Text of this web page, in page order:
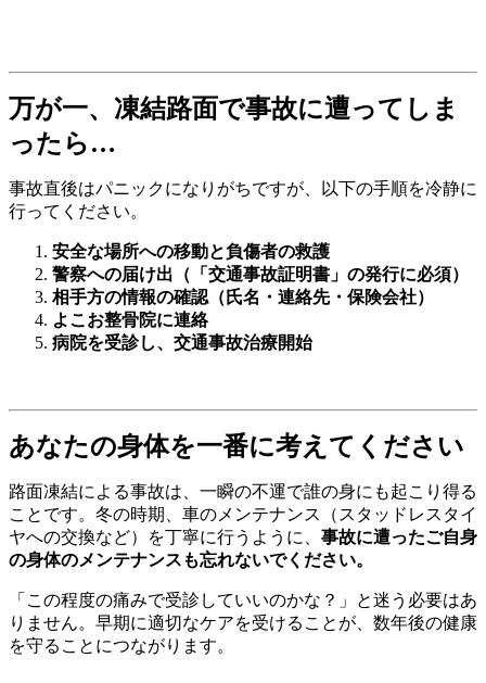
万が一、凍結路面で事故に遭ってしま
ったら…
事故直後はパニックになりがちですが、以下の手順を冷静に
行ってください。
安全な場所への移動と負傷者の救護
警察への届け出（「交通事故証明書」の発行に必須）
相手方の情報の確認（氏名・連絡先・保険会社）
よこお整骨院に連絡
病院を受診し、交通事故治療開始
あなたの身体を一番に考えてください
路面凍結による事故は、一瞬の不運で誰の身にも起こり得る
ことです。冬の時期、車のメンテナンス（スタッドレスタイ
ヤへの交換など）を丁寧に行うように、 事故に遭ったご自身
の身体のメンテナンスも忘れないでください。
「この程度の痛みで受診していいのかな？」と迷う必要はあ
りません。早期に適切なケアを受けることが、数年後の健康
を守ることにつながります。